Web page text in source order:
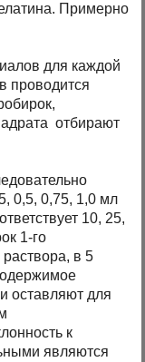
Примерно
для каждой
проводится
отбирают
0,5, 0,75, 1,0 мл
10, 25,
1-го
в 5
оставляют для
к
являются